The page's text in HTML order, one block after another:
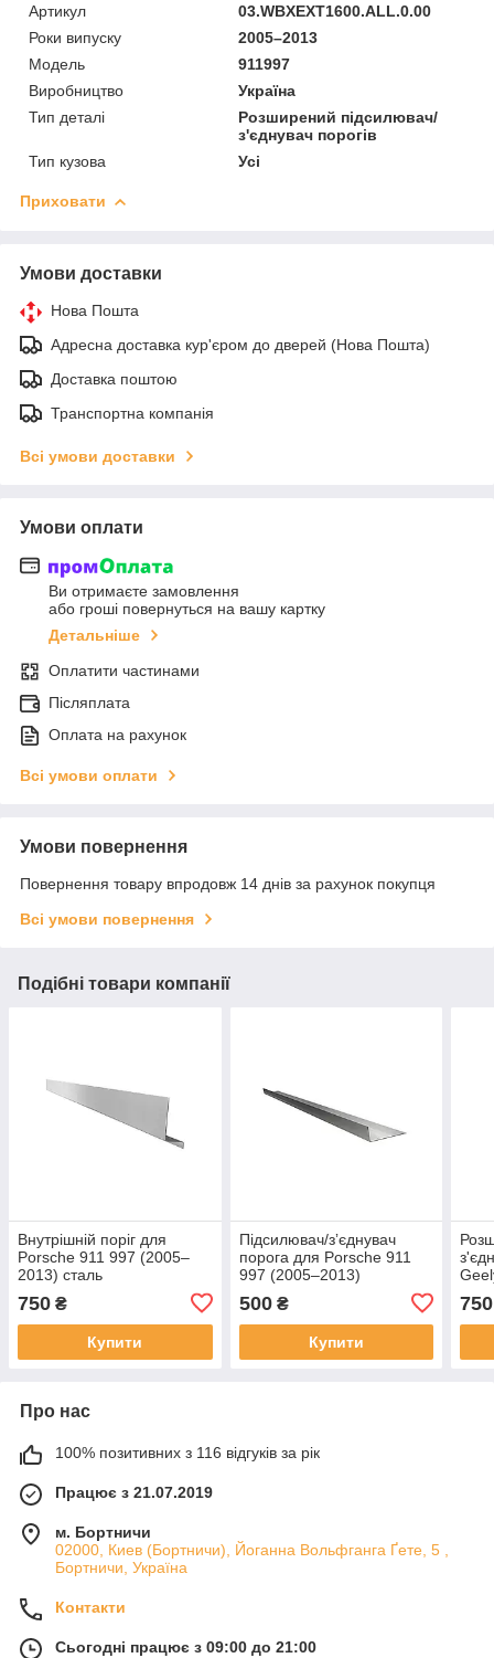
Артикул
03.WBXEXT1600.ALL.0.00
Роки випуску
2005–2013
Мoдель
911997
Виробництво
Україна
Тип деталі
Розширений підсилювач/
з'єднувач порогів
Тип кузова
Усі
Приховати
Умови доставки
Нова Пошта
Адресна доставка кур'єром до дверей (Нова Пошта)
Доставка поштою
Транспортна компанія
Всі умови доставки
Умови оплати
Ви отримаєте замовлення
або гроші повернуться на вашу картку
Детальніше
Оплатити частинами
Післяплата
Оплата на рахунок
Всі умови оплати
Умови повернення
Повернення товару впродовж 14 днів за рахунок покупця
Всі умови повернення
Подібні товари компанії
Внутрішній поріг для
Porsche 911 997 (2005–
2013) сталь
750 ₴
Купити
Підсилювач/зʼєднувач
порога для Porsche 911
997 (2005–2013)
500₴
Купити
750
Про нас
100% позитивних з 116 відгуків за рік
Працює з 21.07.2019
м. Бортничи
02000, Киев (Бортничи), Йоганна Вольфганга Ґете, 5 ,
Бортничи, Україна
Контакти
Сьогодні працює з 09:00 до 21:00